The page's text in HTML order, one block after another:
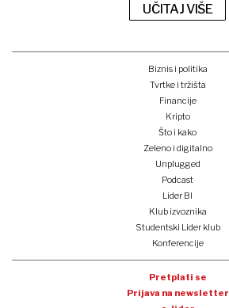
UČITAJ VIŠE
Biznis i politika
Tvrtke i tržišta
Financije
Kripto
Što i kako
Zeleno i digitalno
Unplugged
Podcast
Lider BI
Klub izvoznika
Studentski Lider klub
Konferencije
Pretplati se
Prijava na newsletter